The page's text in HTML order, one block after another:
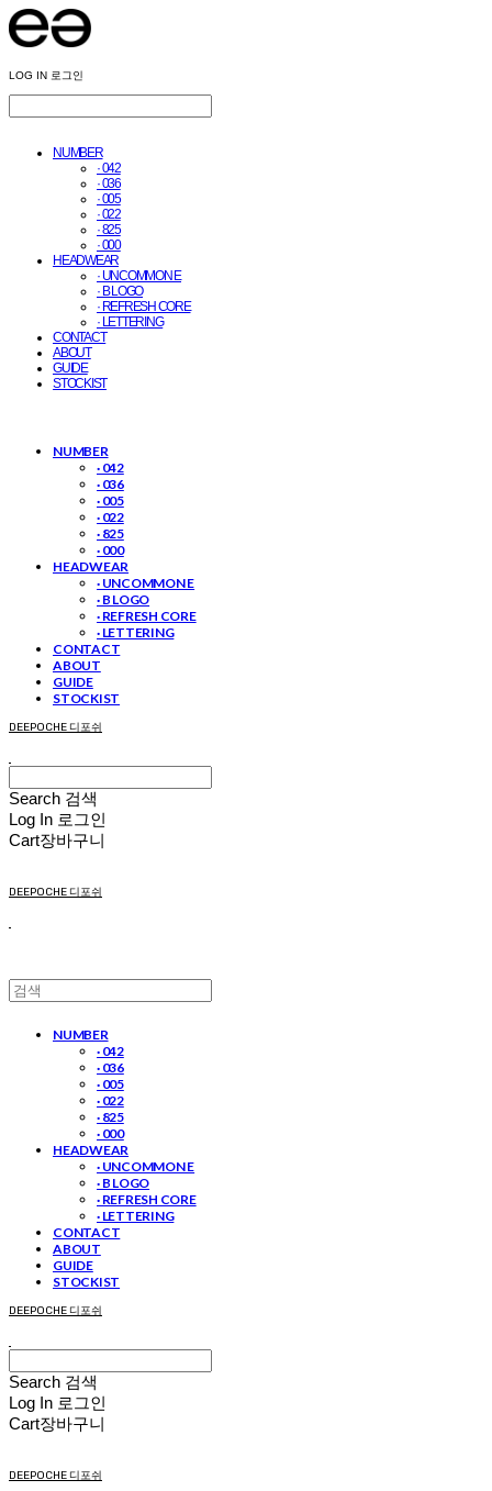
LOG IN 로그인
NUMBER
· 042
· 036
· 005
· 022
· 825
· 000
HEADWEAR
· UNCOMMON E
· B LOGO
· REFRESH CORE
· LETTERING
CONTACT
ABOUT
GUIDE
STOCKIST
NUMBER
· 042
· 036
· 005
· 022
· 825
· 000
HEADWEAR
· UNCOMMON E
· B LOGO
· REFRESH CORE
· LETTERING
CONTACT
ABOUT
GUIDE
STOCKIST
DEEPOCHE 디포쉬
Search 검색
Log In 로그인
Cart장바구니
DEEPOCHE 디포쉬
NUMBER
· 042
· 036
· 005
· 022
· 825
· 000
HEADWEAR
· UNCOMMON E
· B LOGO
· REFRESH CORE
· LETTERING
CONTACT
ABOUT
GUIDE
STOCKIST
DEEPOCHE 디포쉬
Search 검색
Log In 로그인
Cart장바구니
DEEPOCHE 디포쉬